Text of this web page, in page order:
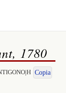
1780
Copia